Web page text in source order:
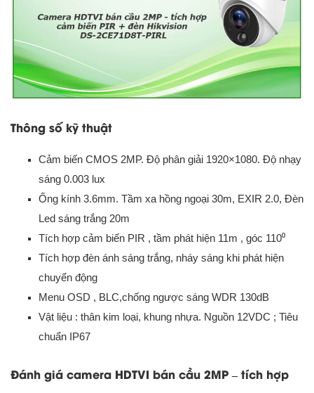
Thông số kỹ thuật
Cảm biến CMOS 2MP. Độ phân giải 1920×1080. Độ nhạy
sáng 0.003 lux
Ống kính 3.6mm. Tầm xa hồng ngoại 30m, EXIR 2.0, Đèn
Led sáng trắng 20m
Tích hợp cảm biến PIR , tầm phát hiện 11m , góc 110⁰
Tích hợp đèn ánh sáng trắng, nháy sáng khi phát hiện
chuyển động
Menu OSD , BLC,chống ngược sáng WDR 130dB
Vật liệu : thân kim loại, khung nhựa. Nguồn 12VDC ; Tiêu
chuẩn IP67
Đánh giá camera HDTVI bán cầu 2MP – tích hợp